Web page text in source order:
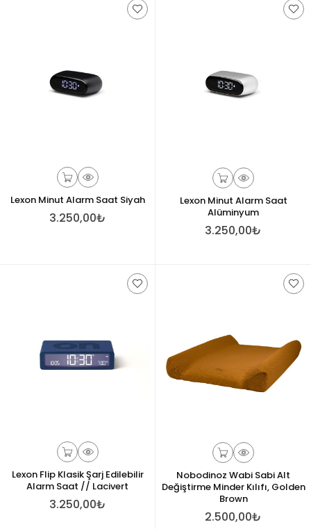
Lexon Minut Alarm Saat Siyah
3.250,00₺
Lexon Minut Alarm Saat
Alüminyum
3.250,00₺
Lexon Flip Klasik Şarj Edilebilir
Alarm Saat // Lacivert
3.250,00₺
Nobodinoz Wabi Sabi Alt
Değiştirme Minder Kılıfı, Golden
Brown
2.500,00₺